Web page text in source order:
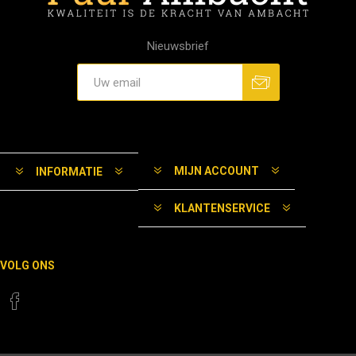
Nieuwsbrief
INFORMATIE MIJN ACCOUNT
KLANTENSERVICE
VOLG ONS